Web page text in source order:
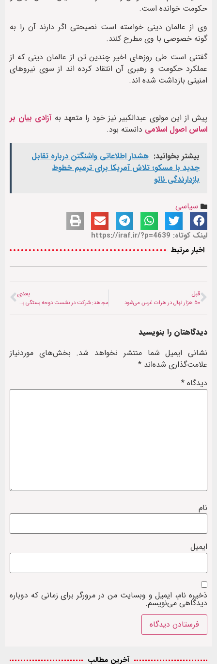
حکومت خوانده است.
وی از عالمان دینی خواسته است نصیحتی اگر دارند آن را به
گونه خصوصی با وی مطرح کنند.
گفتنی است طی روزهای اخیر چندین تن از عالمان دینی که از
عملکرد حکومت و رهبری آن انتقاد کرده اند از سوی نیروهای
امنیتی بازداشت شده اند.
پیش از این مولوی عبدالکبیر نیز خود را متعهد بهآزادی بیان بر
اساس اصول اسلامی دانسته بود.
بیشتر بخوانید: هشدار اطلاعاتی واشنگتن درباره تقابل
جدید با مسکو؛ تلاش آمریکا برای ترمیم خطوط
بازدارندگی ناتو
سیاسی
لینک کوتاه: https://iraf.ir/?p=4639
اخبار مرتبط
قبل
۵۰ هزار نهال در هرات غرس می‌شود
بعدی
مجاهد: شرکت در نشست دوحه بستگی به دستور کار آن دارد
دیدگاهتان را بنویسید
نشانی ایمیل شما منتشر نخواهد شد. بخش‌های موردنیاز
علامت‌گذاری شده‌اند *
دیدگاه *
نام
ایمیل
ذخیره نام، ایمیل و وبسایت من در مرورگر برای زمانی که دوباره
دیدگاهی می‌نویسم.
آخرین مطالب